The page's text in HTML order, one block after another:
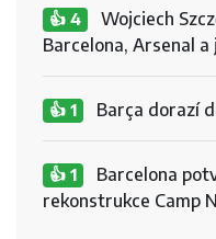
👍 4
Wojciech
Barcelona, Arsenal
👍 1 Barça dorazí
👍 1
Barcelona
rekonstrukce Camp